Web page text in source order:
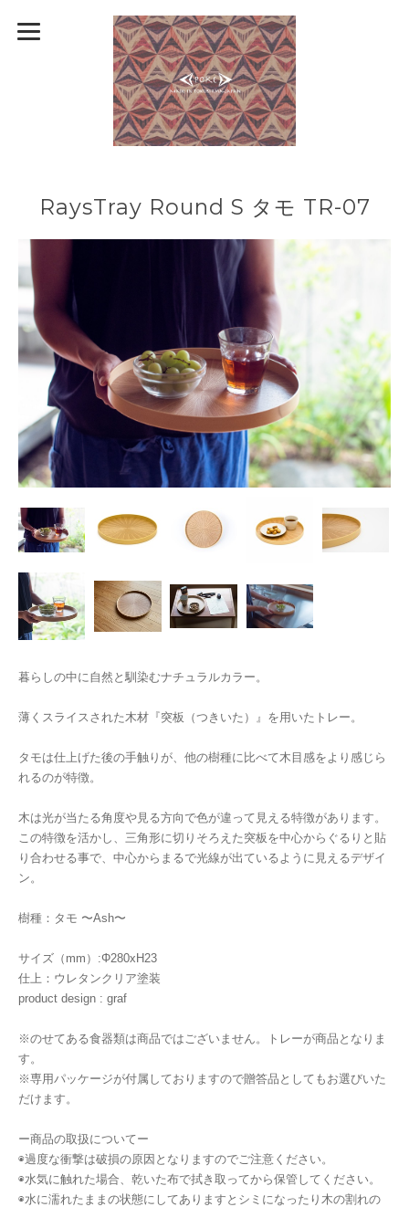
RaysTray Round S タモ TR-07
暮らしの中に自然と馴染むナチュラルカラー。
薄くスライスされた木材『突板（つきいた）』を用いたトレー。
タモは仕上げた後の手触りが、他の樹種に比べて木目感をより感じら
れるのが特徴。
木は光が当たる角度や見る方向で色が違って見える特徴があります。
この特徴を活かし、三角形に切りそろえた突板を中心からぐるりと貼
り合わせる事で、中心からまるで光線が出ているように見えるデザイ
ン。
樹種：タモ 〜Ash〜
サイズ（mm）:Φ280xH23
仕上：ウレタンクリア塗装
product design : graf
※のせてある食器類は商品ではございません。トレーが商品となりま
す。
※専用パッケージが付属しておりますので贈答品としてもお選びいた
だけます。
ー商品の取扱についてー
◉過度な衝撃は破損の原因となりますのでご注意ください。
◉水気に触れた場合、乾いた布で拭き取ってから保管してください。
◉水に濡れたままの状態にしてありますとシミになったり木の割れの